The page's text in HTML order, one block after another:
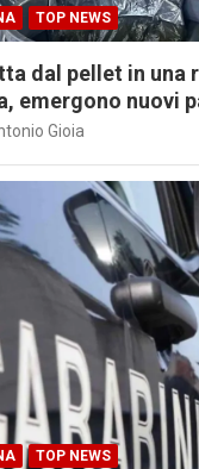
TOP NEWS
dal pellet in una
emergono nuovi
Gioia
TOP NEWS